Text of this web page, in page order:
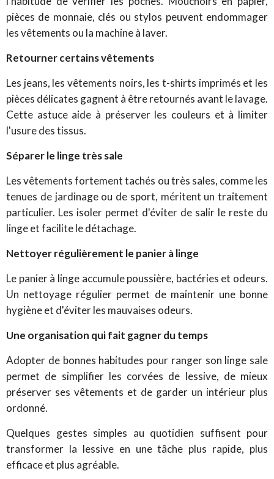
pièces de monnaie, clés ou stylos peuvent endommager
les vêtements ou la machine à laver.
Retourner certains vêtements
Les jeans, les vêtements noirs, les t-shirts imprimés et les
pièces délicates gagnent à être retournés avant le lavage.
Cette astuce aide à préserver les couleurs et à limiter
l'usure des tissus.
Séparer le linge très sale
Les vêtements fortement tachés ou très sales, comme les
tenues de jardinage ou de sport, méritent un traitement
particulier. Les isoler permet d'éviter de salir le reste du
linge et facilite le détachage.
Nettoyer régulièrement le panier à linge
Le panier à linge accumule poussière, bactéries et odeurs.
Un nettoyage régulier permet de maintenir une bonne
hygiène et d'éviter les mauvaises odeurs.
Une organisation qui fait gagner du temps
Adopter de bonnes habitudes pour ranger son linge sale
permet de simplifier les corvées de lessive, de mieux
préserver ses vêtements et de garder un intérieur plus
ordonné.
Quelques gestes simples au quotidien suffisent pour
transformer la lessive en une tâche plus rapide, plus
efficace et plus agréable.